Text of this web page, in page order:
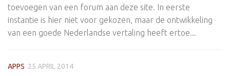
toevoegen van een forum aan deze site. In eerste
instantie is hier niet voor gekozen, maar de ontwikkeling
van een goede Nederlandse vertaling heeft ertoe...
APPS 25 APRIL 2014